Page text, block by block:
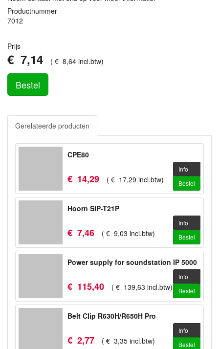
Productnummer
7012
Prijs
€ 7,14 ( € 8,64 incl.btw)
Bestel
Gerelateerde producten
CPE80
€ 14,29 ( € 17,29 incl.btw)
Info
Bestel
Hoorn SIP-T21P
€ 7,46 ( € 9,03 incl.btw)
Info
Bestel
Power supply for soundstation IP 5000
€ 115,40 ( € 139,63 incl.btw)
Info
Bestel
Belt Clip R630H/R650H Pro
€ 2,77 ( € 3,35 incl.btw)
Info
Bestel